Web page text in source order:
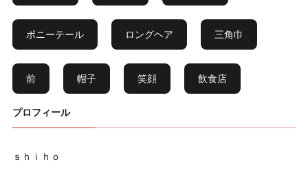
ポニーテール ロングヘア 三角巾
前 帽子 笑顔 飲食店
プロフィール
ｓｈｉｈｏ